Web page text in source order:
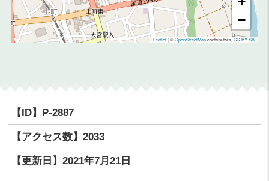
−
Leaflet |©OpenStreetMapcontributors, CC-BY-SA
【ID】 P-2887
【アクセス数】2033
【更新日】2021年7月21日